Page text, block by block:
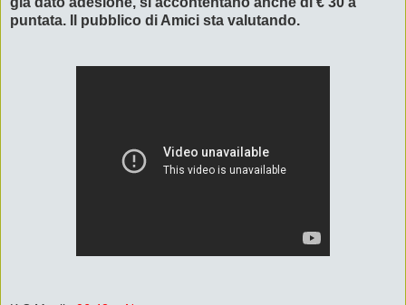
puntata. Il pubblico di Amici sta valutando.